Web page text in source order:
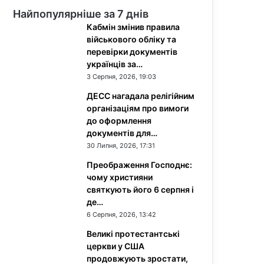
Найпопулярніше за 7 днів
Кабмін змінив правила
військового обліку та
перевірки документів
українців за…
3 Серпня, 2026, 19:03
ДЕСС нагадала релігійним
організаціям про вимоги
до оформлення
документів для…
30 Липня, 2026, 17:31
Преображення Господнє:
чому християни
святкують його 6 серпня і
де…
6 Серпня, 2026, 13:42
Великі протестантські
церкви у США
продовжують зростати,